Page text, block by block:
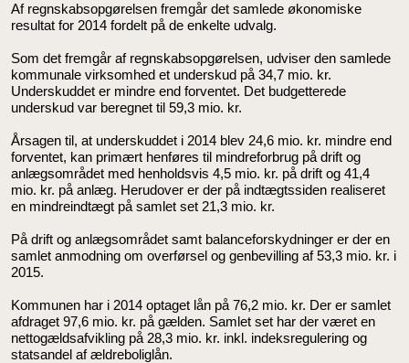
Af regnskabsopgørelsen fremgår det samlede økonomiske
resultat for 2014 fordelt på de enkelte udvalg.
Som det fremgår af regnskabsopgørelsen, udviser den samlede
kommunale virksomhed et underskud på 34,7 mio. kr.
Underskuddet er mindre end forventet. Det budgetterede
underskud var beregnet til 59,3 mio. kr.
Årsagen til, at underskuddet i 2014 blev 24,6 mio. kr. mindre end
forventet, kan primært henføres til mindreforbrug på drift og
anlægsområdet med henholdsvis 4,5 mio. kr. på drift og 41,4
mio. kr. på anlæg. Herudover er der på indtægtssiden realiseret
en mindreindtægt på samlet set 21,3 mio. kr.
På drift og anlægsområdet samt balanceforskydninger er der en
samlet anmodning om overførsel og genbevilling af 53,3 mio. kr. i
2015.
Kommunen har i 2014 optaget lån på 76,2 mio. kr. Der er samlet
afdraget 97,6 mio. kr. på gælden. Samlet set har der været en
nettogældsafvikling på 28,3 mio. kr. inkl. indeksregulering og
statsandel af ældreboliglån.